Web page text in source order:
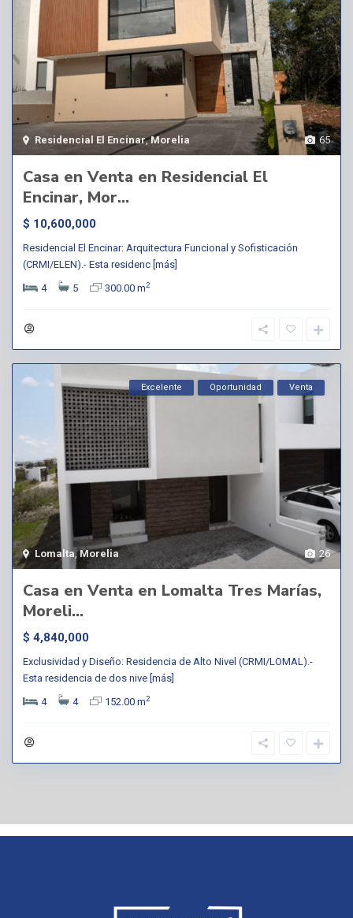
65
Residencial El Encinar,Morelia
Casa en Venta en Residencial El
Encinar, Mor...
$ 10,600,000
Residencial El Encinar: Arquitectura Funcional y Sofisticación
(CRMI/ELEN).- Esta residenc [más]
4
5 300.00 m2
26
Lomalta,Morelia
Excelente Oportunidad Venta
Casa en Venta en Lomalta Tres Marías,
Moreli...
$ 4,840,000
Exclusividad y Diseño: Residencia de Alto Nivel (CRMI/LOMAL).-
Esta residencia de dos nive [más]
4
4 152.00 m2